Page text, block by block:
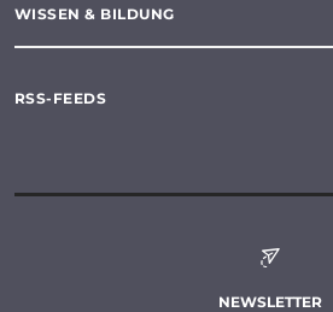
WISSEN & BILDUNG
RSS-FEEDS
NEWSLETTER